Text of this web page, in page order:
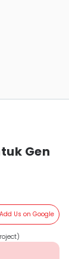
Gen
Add Us on Google